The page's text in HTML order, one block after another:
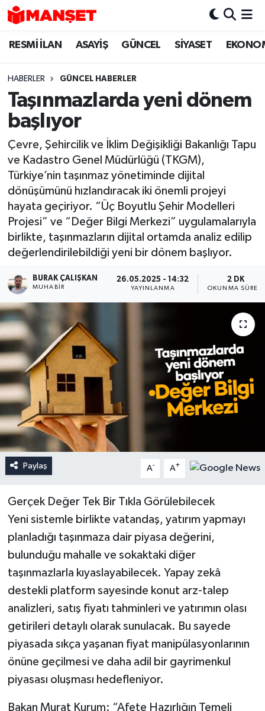
RESMİ İLAN ASAYİŞ GÜNCEL SİYASET
HABERLER GÜNCEL HABERLER
Taşınmazlarda yeni dönem
başlıyor
Çevre, Şehircilik ve İklim Değişikliği Bakanlığı Tapu
ve Kadastro Genel Müdürlüğü (TKGM),
Türkiye’nin taşınmaz yönetiminde dijital
dönüşümünü hızlandıracak iki önemli projeyi
hayata geçiriyor. “Üç Boyutlu Şehir Modelleri
Projesi” ve “Değer Bilgi Merkezi” uygulamalarıyla
birlikte, taşınmazların dijital ortamda analiz edilip
değerlendirilebildiği yeni bir dönem başlıyor.
BURAK ÇALIŞKAN
MUHABIR
26.05.2025 - 14:32
YAYINLANMA
2 DK
OKUNMA SÜRESI
Paylaş A- A+
Gerçek Değer Tek Bir Tıkla Görülebilecek
Yeni sistemle birlikte vatandaş, yatırım yapmayı
planladığı taşınmaza dair piyasa değerini,
bulunduğu mahalle ve sokaktaki diğer
taşınmazlarla kıyaslayabilecek. Yapay zekâ
destekli platform sayesinde konut arz-talep
analizleri, satış fiyatı tahminleri ve yatırımın olası
getirileri detaylı olarak sunulacak. Bu sayede
piyasada sıkça yaşanan fiyat manipülasyonlarının
önüne geçilmesi ve daha adil bir gayrimenkul
piyasası oluşması hedefleniyor.
Bakan Murat Kurum: “Afete Hazırlığın Temeli
Hava Durumu
Trafik Durumu
Süper Lig Puan Durumu ve Fikstür
Son Dakika Haberleri
Haber Arşivi